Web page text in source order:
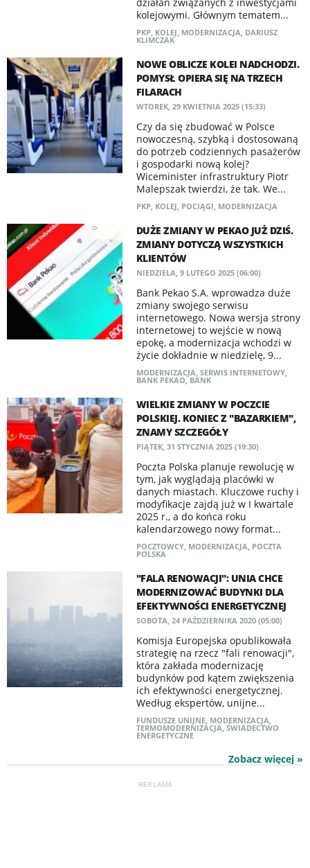
kolejowymi. Głównym tematem...
PKP, KOLEJ, MODERNIZACJA, DARIUSZ
KLIMCZAK
NOWE OBLICZE KOLEI NADCHODZI.
POMYSŁ OPIERA SIĘ NA TRZECH
FILARACH
WTOREK, 29 KWIETNIA 2025 (15:33)
Czy da się zbudować w Polsce
nowoczesną, szybką i dostosowaną
do potrzeb codziennych pasażerów
i gospodarki nową kolej?
Wiceminister infrastruktury Piotr
Malepszak twierdzi, że tak. We...
PKP, KOLEJ, POCIĄGI, MODERNIZACJA
DUŻE ZMIANY W PEKAO JUŻ DZIŚ.
ZMIANY DOTYCZĄ WSZYSTKICH
KLIENTÓW
NIEDZIELA, 9 LUTEGO 2025 (06:00)
Bank Pekao S.A. wprowadza duże
zmiany swojego serwisu
internetowego. Nowa wersja strony
internetowej to wejście w nową
epokę, a modernizacja wchodzi w
życie dokładnie w niedzielę, 9...
MODERNIZACJA, SERWIS INTERNETOWY,
BANK PEKAO,BANK
WIELKIE ZMIANY W POCZCIE
POLSKIEJ. KONIEC Z "BAZARKIEM",
ZNAMY SZCZEGÓŁY
PIĄTEK, 31 STYCZNIA 2025 (19:30)
Poczta Polska planuje rewolucję w
tym, jak wyglądają placówki w
danych miastach. Kluczowe ruchy i
modyfikacje zajdą już w I kwartale
2025 r., a do końca roku
kalendarzowego nowy format...
POCZTOWCY, MODERNIZACJA, POCZTA
POLSKA
"FALA RENOWACJI": UNIA CHCE
MODERNIZOWAĆ BUDYNKI DLA
EFEKTYWNOŚCI ENERGETYCZNEJ
SOBOTA, 24 PAŹDZIERNIKA 2020 (05:00)
Komisja Europejska opublikowała
strategię na rzecz "fali renowacji",
która zakłada modernizację
budynków pod kątem zwiększenia
ich efektywności energetycznej.
Według ekspertów, unijne...
FUNDUSZE UNIJNE, MODERNIZACJA,
TERMOMODERNIZACJA, ŚWIADECTWO
ENERGETYCZNE
Zobacz więcej »
REKLAMA